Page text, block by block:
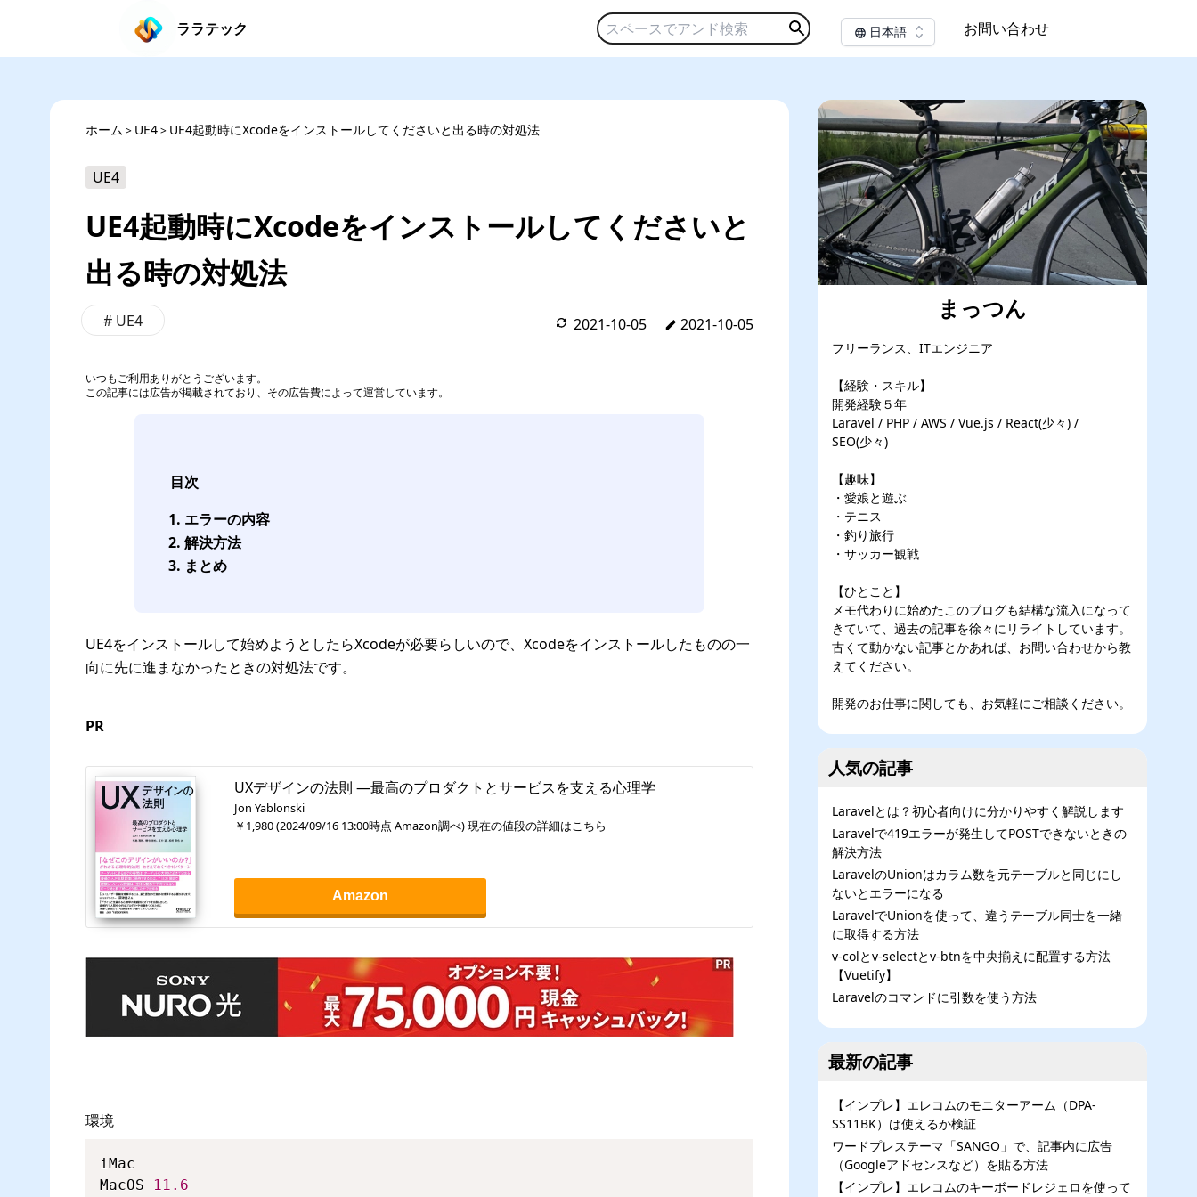
ララテック 日本語 お問い合わせ
ホーム > UE4> UE4起動時にXcodeをインストールしてくださいと出る時の対処法
UE4
UE4起動時にXcodeをインストールしてくださいと
出る時の対処法
# UE4 2021-10-05 2021-10-05
いつもご利用ありがとうございます。
この記事には広告が掲載されており、その広告費によって運営しています。
目次
エラーの内容
解決方法
まとめ
UE4をインストールして始めようとしたらXcodeが必要らしいので、Xcodeをインストールしたものの一
向に先に進まなかったときの対処法です。
PR
UXデザインの法則 ―最高のプロダクトとサービスを支える心理学
Jon Yablonski
￥1,980(2024/09/16 13:00時点 Amazon調べ) 現在の値段の詳細はこちら
Amazon
環境
iMac
MacOS
11.6
まっつん
フリーランス、ITエンジニア
【経験・スキル】
開発経験５年
Laravel / PHP / AWS / Vue.js / React(少々) /
SEO(少々)
【趣味】
・愛娘と遊ぶ
・テニス
・釣り旅行
・サッカー観戦
【ひとこと】
メモ代わりに始めたこのブログも結構な流入になって
きていて、過去の記事を徐々にリライトしています。
古くて動かない記事とかあれば、お問い合わせから教
えてください。
開発のお仕事に関しても、お気軽にご相談ください。
人気の記事
Laravelとは？初心者向けに分かりやすく解説します
Laravelで419エラーが発生してPOSTできないときの
解決方法
LaravelのUnionはカラム数を元テーブルと同じにし
ないとエラーになる
LaravelでUnionを使って、違うテーブル同士を一緒
に取得する方法
v-colとv-selectとv-btnを中央揃えに配置する方法
【Vuetify】
Laravelのコマンドに引数を使う方法
最新の記事
【インプレ】エレコムのモニターアーム（DPA-
SS11BK）は使えるか検証
ワードプレステーマ「SANGO」で、記事内に広告
（Googleアドセンスなど）を貼る方法
【インプレ】エレコムのキーボードレジェロを使って